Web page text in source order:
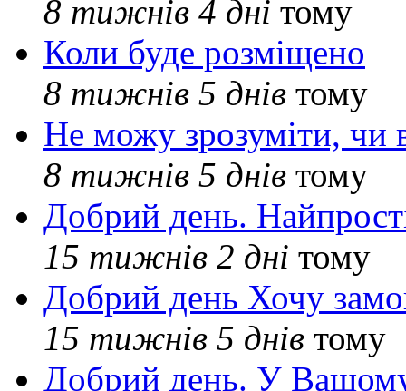
8 тижнів 4 дні тому
Коли буде розміщено
8 тижнів 5 днів тому
Не можу зрозуміти, чи
8 тижнів 5 днів тому
Добрий день.
15 тижнів 2 дні тому
Добрий день Хочу
15 тижнів 5 днів тому
Добрий день. У Вашому